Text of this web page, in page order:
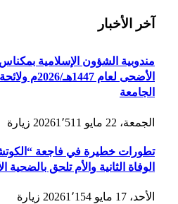
آخر الأخبار
مندوبية الشؤون الإسلامية
الأضحى لعام
الجامعة
الجمعة، 22 مايو 2026 1٬511 زيارة
تطورات خطيرة في فاجعة
الوفاة الثانية والأم تلحق بالضحية
الأحد، 17 مايو 2026 1٬154 زيارة